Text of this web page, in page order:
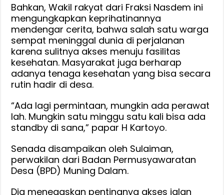
Bahkan, Wakil rakyat dari Fraksi Nasdem ini
mengungkapkan keprihatinannya
mendengar cerita, bahwa salah satu warga
sempat meninggal dunia di perjalanan
karena sulitnya akses menuju fasilitas
kesehatan. Masyarakat juga berharap
adanya tenaga kesehatan yang bisa secara
rutin hadir di desa.
“Ada lagi permintaan, mungkin ada perawat
lah. Mungkin satu minggu satu kali bisa ada
standby di sana,” papar H Kartoyo.
Senada disampaikan oleh Sulaiman,
perwakilan dari Badan Permusyawaratan
Desa (BPD) Muning Dalam.
Dia menegaskan pentingnya akses jalan